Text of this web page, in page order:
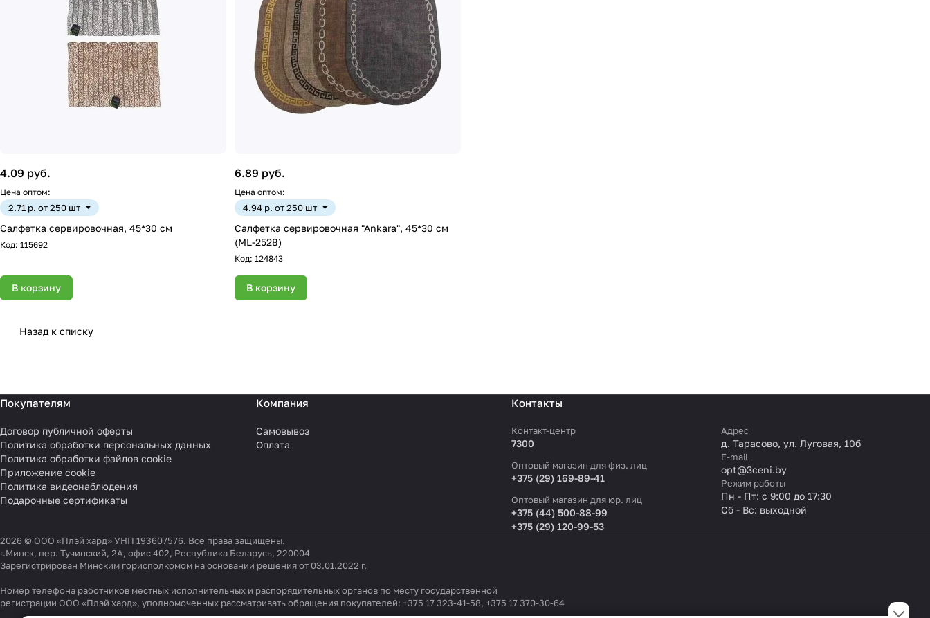
4.09 руб.
Цена оптом:
2.71 р. от 250 шт
Салфетка сервировочная, 45*30 см
Код: 115692
В корзину
6.89 руб.
Цена оптом:
4.94 р. от 250 шт
Салфетка сервировочная "Ankara", 45*30 см
(ML-2528)
Код: 124843
В корзину
Назад к списку
Покупателям
Договор публичной оферты
Политика обработки персональных данных
Политика обработки файлов cookie
Приложение cookie
Политика видеонаблюдения
Подарочные сертификаты
Компания
Самовывоз
Оплата
Контакты
Контакт-центр
7300
Оптовый магазин для физ. лиц
+375 (29) 169-89-41
Оптовый магазин для юр. лиц
+375 (44) 500-88-99
+375 (29) 120-99-53
Адрес
д. Тарасово, ул. Луговая, 10б
E-mail
opt@3ceni.by
Режим работы
Пн - Пт: с 9:00 до 17:30
Сб - Вс: выходной
2026 © ООО «Плэй хард» УНП 193607576. Все права защищены.
г.Минск, пер. Тучинский, 2А, офис 402, Республика Беларусь, 220004
Зарегистрирован Минским горисполкомом на основании решения от 03.01.2022 г.
Номер телефона работников местных исполнительных и распорядительных органов по месту государственной
регистрации ООО «Плэй хард», уполномоченных рассматривать обращения покупателей: +375 17 323-41-58, +375 17 370-30-64